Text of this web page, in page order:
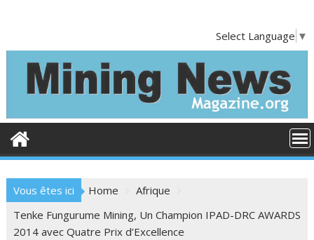
o
t
Select Language ▼
Vous êtes ici Home
Afrique
Tenke Fungurume Mining, Un Champion IPAD-DRC AWARDS
2014 avec Quatre Prix d’Excellence